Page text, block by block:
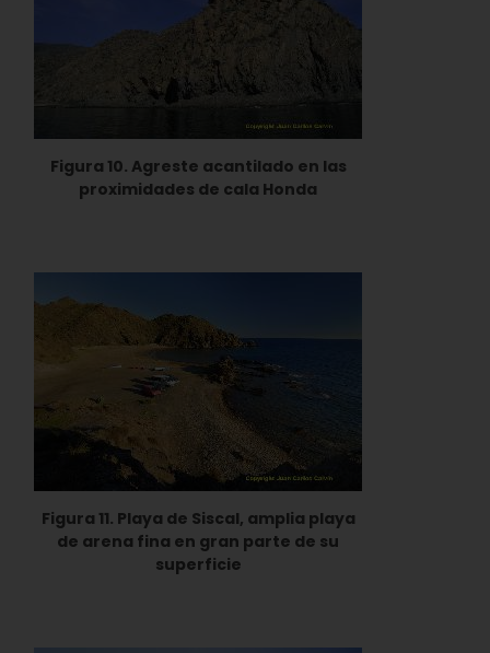
Figura 10. Agreste acantilado en las
proximidades de cala Honda
Figura 11. Playa de Siscal, amplia playa
de arena fina en gran parte de su
superficie